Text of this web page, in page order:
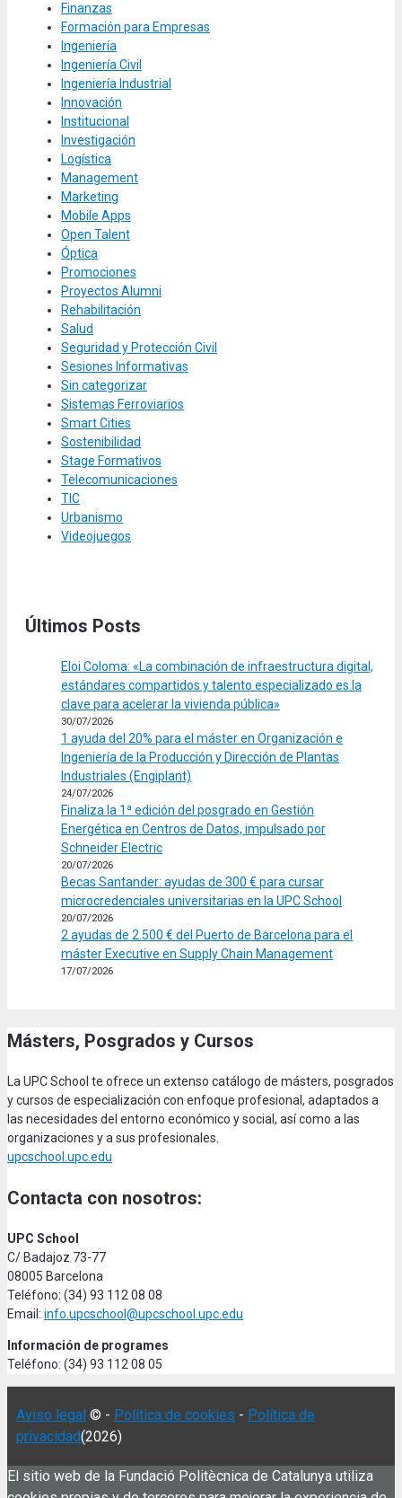
Finanzas
Formación para Empresas
Ingeniería
Ingeniería Civil
Ingeniería Industrial
Innovación
Institucional
Investigación
Logística
Management
Marketing
Mobile Apps
Open Talent
Óptica
Promociones
Proyectos Alumni
Rehabilitación
Salud
Seguridad y Protección Civil
Sesiones Informativas
Sin categorizar
Sistemas Ferroviarios
Smart Cities
Sostenibilidad
Stage Formativos
Telecomunicaciones
TIC
Urbanismo
Videojuegos
Últimos Posts
Eloi Coloma: «La combinación de infraestructura digital,
estándares compartidos y talento especializado es la
clave para acelerar la vivienda pública»
30/07/2026
1 ayuda del 20% para el máster en Organización e
Ingeniería de la Producción y Dirección de Plantas
Industriales (Engiplant)
24/07/2026
Finaliza la 1ª edición del posgrado en Gestión
Energética en Centros de Datos, impulsado por
Schneider Electric
20/07/2026
Becas Santander: ayudas de 300 € para cursar
microcredenciales universitarias en la UPC School
20/07/2026
2 ayudas de 2.500 € del Puerto de Barcelona para el
máster Executive en Supply Chain Management
17/07/2026
Másters, Posgrados y Cursos
La UPC School te ofrece un extenso catálogo de másters, posgrados
y cursos de especialización con enfoque profesional, adaptados a
las necesidades del entorno económico y social, así como a las
organizaciones y a sus profesionales.
upcschool.upc.edu
Contacta con nosotros:
UPC School
C/ Badajoz 73-77
08005 Barcelona
Teléfono: (34) 93 112 08 08
Email: info.upcschool@upcschool.upc.edu
Información de programes
Teléfono: (34) 93 112 08 05
Aviso legal © - Política de cookies - Política de
privacidad(2026)
El sitio web de la Fundació Politècnica de Catalunya utiliza